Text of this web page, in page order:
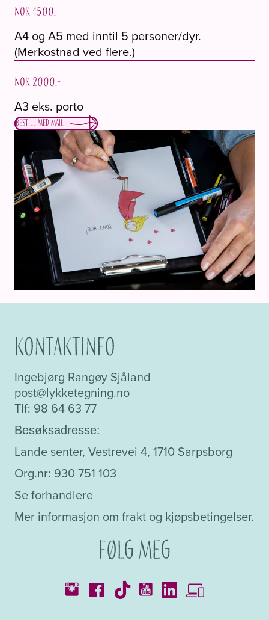
NOK 1500,-
A4 og A5 med inntil 5 personer/dyr.
(Merkostnad ved flere.)
NOK 2000,-
A3 eks. porto
Bestill med mail
Kontaktinfo
Ingebjørg Rangøy Sjåland
post@lykketegning.no
Tlf: 98 64 63 77
Besøksadresse:
Lande senter, Vestrevei 4, 1710 Sarpsborg
Org.nr: 930 751 103
Se forhandlere
Mer informasjon om frakt og kjøpsbetingelser.
Følg meg
Kataloger